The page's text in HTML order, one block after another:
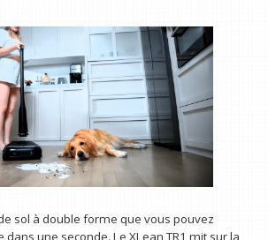
sol à double forme que vous pouvez